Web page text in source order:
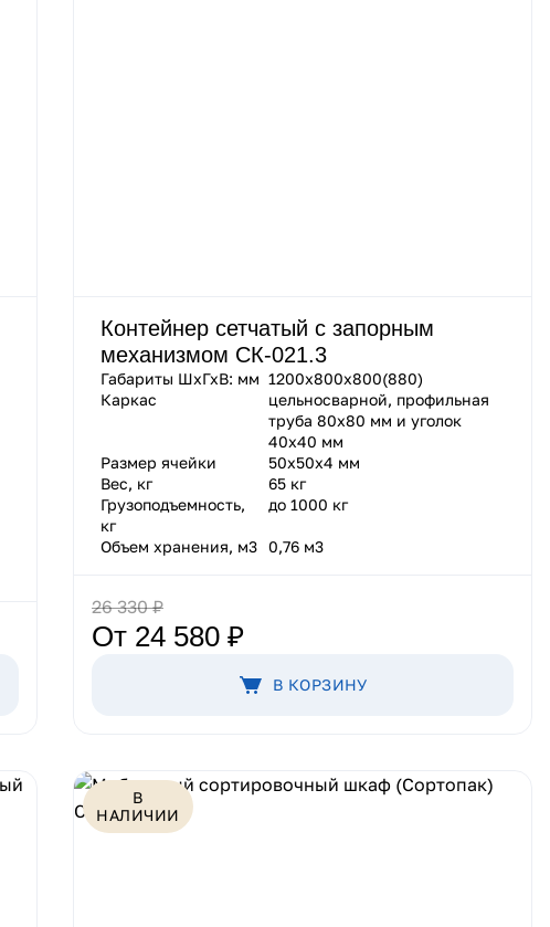
Контейнер сетчатый с запорным
механизмом СК-021.3
Габариты ШхГхВ: мм 1200х800х800(880)
Каркас
цельносварной, профильная
труба 80х80 мм и уголок
40х40 мм
Размер ячейки
50х50х4 мм
Вес, кг
65 кг
Грузоподъемность,
кг
до 1000 кг
Объем хранения, м3 0,76 м3
26 330 ₽
От 24 580 ₽
В КОРЗИНУ
В
НАЛИЧИИ